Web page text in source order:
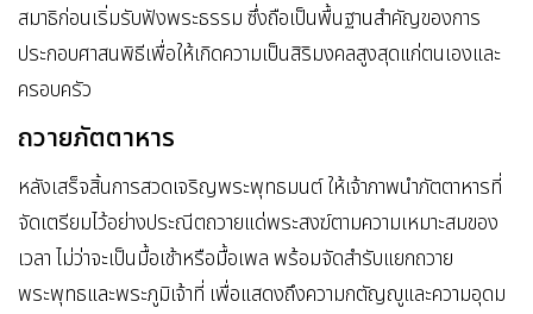
สมาธิก่อนเริ่มรับฟังพระธรรม ซึ่งถือเป็นพื้นฐานสำคัญของการ
ประกอบศาสนพิธีเพื่อให้เกิดความเป็นสิริมงคลสูงสุดแก่ตนเองและ
ครอบครัว
ถวายภัตตาหาร
หลังเสร็จสิ้นการสวดเจริญพระพุทธมนต์ ให้เจ้าภาพนำภัตตาหารที่
จัดเตรียมไว้อย่างประณีตถวายแด่พระสงฆ์ตามความเหมาะสมของ
เวลา ไม่ว่าจะเป็นมื้อเช้าหรือมื้อเพล พร้อมจัดสำรับแยกถวาย
พระพุทธและพระภูมิเจ้าที่ เพื่อแสดงถึงความกตัญญูและความอุดม